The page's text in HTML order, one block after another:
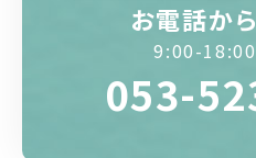
お電話か
9:00-
053-